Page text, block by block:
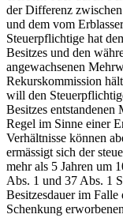
der Differenz
und dem vom
Steuerpflichtige hat
Besitzes und den
angewachsenen
Rekurskommission
will den
Besitzes
Regel im Sinne einer
Verhältnisse können
ermässigt sich der
mehr als 5 Jahren um
Abs. 1 und 37 Abs. 1
Besitzesdauer im Falle
Schenkung